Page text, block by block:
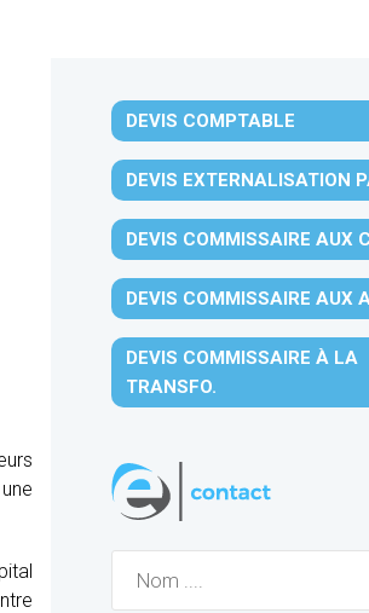
DEVIS COMPTABLE
DEVIS EXTERNALISATION
DEVIS COMMISSAIRE AUX
DEVIS COMMISSAIRE AUX
DEVIS COMMISSAIRE À LA
TRANSFO.